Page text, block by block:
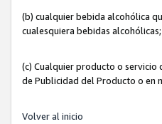
(b) cualquier bebida alcohólica
cualesquiera bebidas
(c) Cualquier producto o servicio
de Publicidad del Producto o en
Volver al inicio